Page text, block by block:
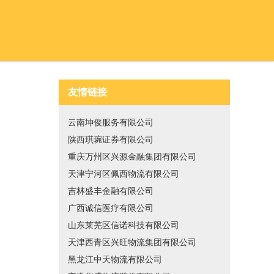
友情链接
云南坤俊服务有限公司
陕西琪琬证券有限公司
重庆万州区兴源金融集团有限公司
天津宁河区佩西物流有限公司
吉林盛丰金融有限公司
广西诚信医疗有限公司
山东莱芜区信诺科技有限公司
天津西青区兴旺物流集团有限公司
黑龙江中天物流有限公司